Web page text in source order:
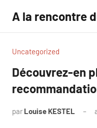
contenu
A la rencontre
Uncategorized
Découvrez-en
par Louise KESTEL